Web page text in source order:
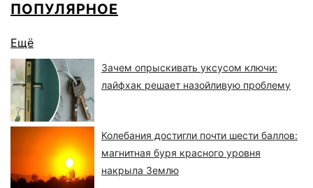
ПОПУЛЯРНОЕ
Ещё
Зачем опрыскивать уксусом ключи:
лайфхак решает назойливую проблему
Колебания достигли почти шести баллов:
магнитная буря красного уровня
накрыла Землю